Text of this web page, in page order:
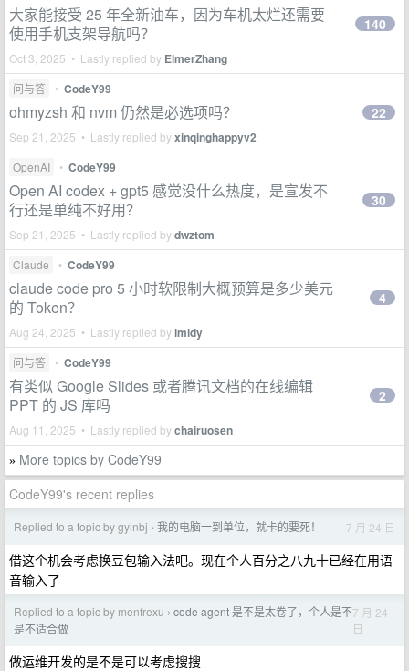
大家能接受 25 年全新油车，因为车机太烂还需要
使用手机支架导航吗？
Oct 3, 2025 • Lastly replied by ElmerZhang
140
问与答 • CodeY99
ohmyzsh 和 nvm 仍然是必选项吗？
Sep 21, 2025 • Lastly replied byxinqinghappyv2
22
OpenAI • CodeY99
Open AI codex + gpt5 感觉没什么热度，是宣发不
行还是单纯不好用？
Sep 21, 2025 • Lastly replied bydwztom
30
Claude • CodeY99
claude code pro 5 小时软限制大概预算是多少美元
的 Token？
Aug 24, 2025 • Lastly replied byimldy
4
问与答 • CodeY99
有类似 Google Slides 或者腾讯文档的在线编辑
PPT 的 JS 库吗
Aug 11, 2025 • Lastly replied bychairuosen
2
» More topics by CodeY99
CodeY99's recent replies
Replied to a topic by gyinbj › 我的电脑一到单位，就卡的要死！ 7 月 24 日
借这个机会考虑换豆包输入法吧。现在个人百分之八九十已经在用语
音输入了
Replied to a topic by menfrexu › code agent 是不是太卷了，个人是不
是不适合做
7 月 24
日
做运维开发的是不是可以考虑搜搜